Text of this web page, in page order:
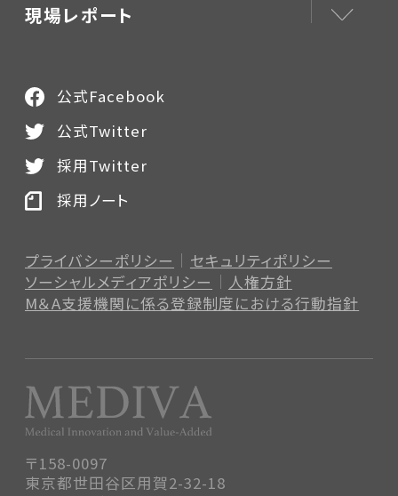
現場レポート
〒158-0097
東京都世田谷区用賀2-32-18
プライバシーポリシー
セキュリティポリシー
ソーシャルメディアポリシー
人権方針
M＆A支援機関に係る登録制度における行動指針
公式Facebook
公式Twitter
採用Twitter
採用ノート